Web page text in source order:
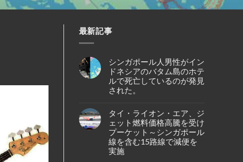
最新記事
シンガポール人男性がイン
ドネシアのバタム島のホテ
ルで死亡しているのが発見
された。
on
シ
ン
ガ
ポ
ー
ル
タイ・ライオン・エア、ジ
ェット燃料価格高騰を受け
プーケット～シンガポール
線を含む15路線で減便を
実施